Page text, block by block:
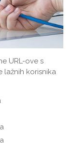
URL-ove s
lažnih korisnika